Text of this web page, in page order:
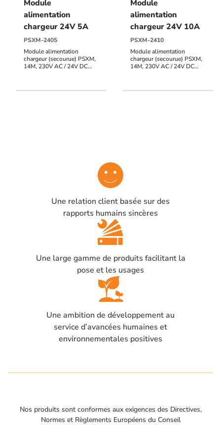
Module
alimentation
chargeur 24V 5A
PSXM-2405
Module alimentation
chargeur (secourue) PSXM,
14M, 230V AC / 24V DC
Module
alimentation
chargeur 24V 10A
PSXM-2410
Module alimentation
chargeur (secourue) PSXM,
14M, 230V AC / 24V DC
Une relation client basée sur des
rapports humains sincères
Une large gamme de produits facilitant la
pose et les usages
Une ambition de développement au
service d’avancées humaines et
environnementales positives
Nos produits sont conformes aux exigences des Directives,
Normes et Règlements Européens du Conseil